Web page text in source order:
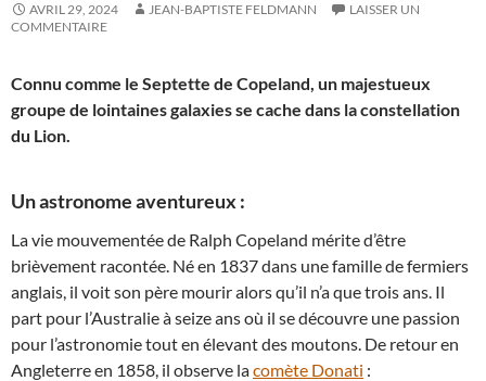
AVRIL 29, 2024 JEAN-BAPTISTE FELDMANN
LAISSER UN
COMMENTAIRE
Connu comme le Septette de Copeland, un majestueux
groupe de lointaines galaxies se cache dans la constellation
du Lion.
Un astronome aventureux :
La vie mouvementée de Ralph Copeland mérite d’être
brièvement racontée. Né en 1837 dans une famille de fermiers
anglais, il voit son père mourir alors qu’il n’a que trois ans. Il
part pour l’Australie à seize ans où il se découvre une passion
pour l’astronomie tout en élevant des moutons. De retour en
Angleterre en 1858, il observe lacomète Donati :